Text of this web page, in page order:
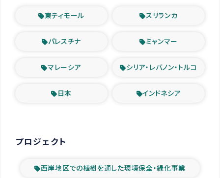
東ティモール スリランカ
パレスチナ ミャンマー
マレーシア シリア・レバノン・トルコ
日本 インドネシア
プロジェクト
西岸地区での植樹を通した環境保全・緑化事業